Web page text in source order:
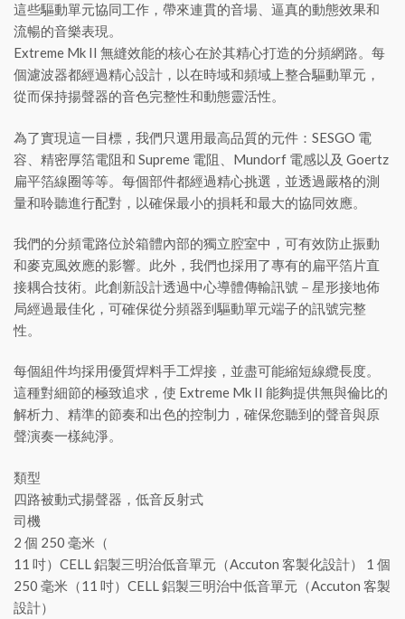
這些驅動單元協同工作，帶來連貫的音場、逼真的動態效果和
流暢的音樂表現。
Extreme Mk II 無縫效能的核心在於其精心打造的分頻網路。每
個濾波器都經過精心設計，以在時域和頻域上整合驅動單元，
從而保持揚聲器的音色完整性和動態靈活性。
為了實現這一目標，我們只選用最高品質的元件：SESGO 電
容、精密厚箔電阻和 Supreme 電阻、Mundorf 電感以及 Goertz
扁平箔線圈等等。每個部件都經過精心挑選，並透過嚴格的測
量和聆聽進行配對，以確保最小的損耗和最大的協同效應。
我們的分頻電路位於箱體內部的獨立腔室中，可有效防止振動
和麥克風效應的影響。此外，我們也採用了專有的扁平箔片直
接耦合技術。此創新設計透過中心導體傳輸訊號－星形接地佈
局經過最佳化，可確保從分頻器到驅動單元端子的訊號完整
性。
每個組件均採用優質焊料手工焊接，並盡可能縮短線纜長度。
這種對細節的極致追求，使 Extreme Mk II 能夠提供無與倫比的
解​​析力、精準的節奏和出色的控制力，確保您聽到的聲音與原
聲演奏一樣純淨。
類型
四路被動式揚聲器，低音反射式
司機
2 個 250 毫米（
11 吋）CELL 鋁製三明治低音單元（Accuton 客製化設計） 1 個
250 毫米（11 吋）CELL 鋁製三明治中低音單元（Accuton 客製
設計）